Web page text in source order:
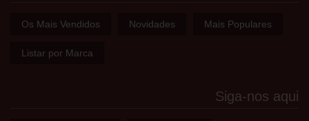
Os Mais Vendidos Novidades Mais Populares
Listar por Marca
Siga-nos aqui